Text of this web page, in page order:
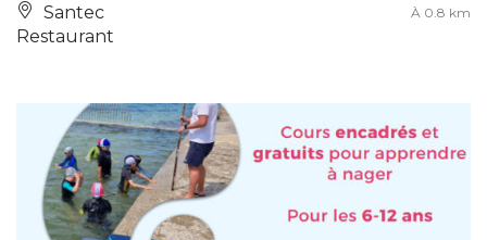
Santec À 0.8 km
Restaurant